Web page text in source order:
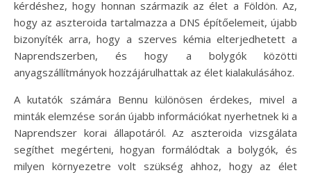
kérdéshez, hogy honnan származik az élet a Földön. Az,
hogy az aszteroida tartalmazza a DNS építőelemeit, újabb
bizonyíték arra, hogy a szerves kémia elterjedhetett a
Naprendszerben, és hogy a bolygók közötti
anyagszállítmányok hozzájárulhattak az élet kialakulásához.
A kutatók számára Bennu különösen érdekes, mivel a
minták elemzése során újabb információkat nyerhetnek ki a
Naprendszer korai állapotáról. Az aszteroida vizsgálata
segíthet megérteni, hogyan formálódtak a bolygók, és
milyen környezetre volt szükség ahhoz, hogy az élet